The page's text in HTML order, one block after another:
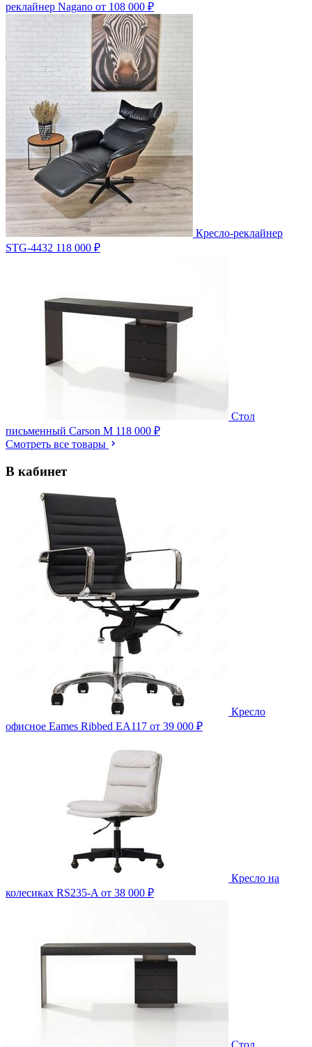
реклайнер Nagano от 108 000 ₽
Кресло-реклайнер
STG-4432 118 000 ₽
Стол
письменный Carson M 118 000 ₽
Смотреть все товары
В кабинет
Кресло
офисное Eames Ribbed EA117 от 39 000 ₽
Кресло на
колесиках RS235-A от 38 000 ₽
Стол